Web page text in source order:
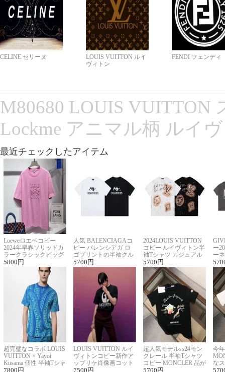
CELINE セリーヌ
LOUIS VUITTON ルイ
ヴィトン
FENDI フェンディ
M80680 LOUIS VUITTON
Lockme アニマル柄 ルイ
最近チェックしたアイテム
Loeweロエベコピー
2024年早春ソリッドカ
ラークラシックビッグ
ロゴ刺繍Tシャツ
5800 円
人気 BALENCIAGAコ
ピー バレンシアガ ロ
ゴプリントの半袖クル
ーネックTシャツ
5700 円
2024LOUIS VUITTON
コピー ルイヴィトン半
袖Tシャツ カジュアル
に馴染む 2色展開
5700 円
ー
ー
ー
超完璧なコラボ LOUIS
VUITTON × Yayoi
Kusama 個性 半袖Tシャ
ツコピー男女兼用
7800 円
LOUIS VUITTON ルイ
ヴィトンコピー新作ア
ップリケ肖像画コット
ンニット半袖Tシャツ
7500 円
超人気モデルss24モン
クレール 半袖Tシャツ
コピー MONCLER 品が
良く見た目
5700 円
今
な
ル